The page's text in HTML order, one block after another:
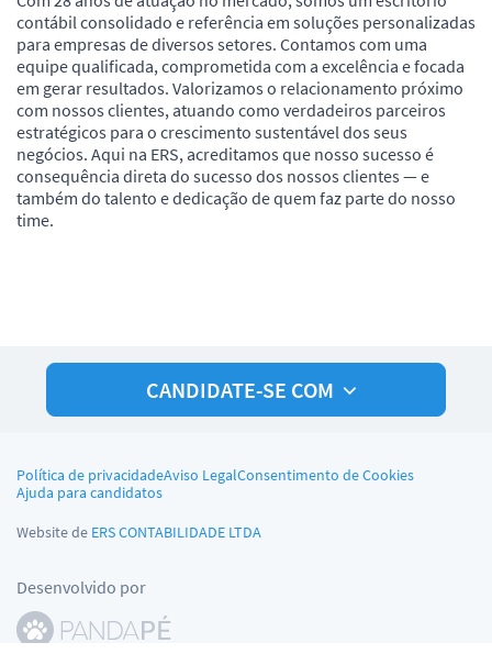
contábil consolidado e referência em soluções personalizadas
para empresas de diversos setores. Contamos com uma
equipe qualificada, comprometida com a excelência e focada
em gerar resultados. Valorizamos o relacionamento próximo
com nossos clientes, atuando como verdadeiros parceiros
estratégicos para o crescimento sustentável dos seus
negócios. Aqui na ERS, acreditamos que nosso sucesso é
consequência direta do sucesso dos nossos clientes — e
também do talento e dedicação de quem faz parte do nosso
time.
CANDIDATE-SE COM
Política de privacidadeAviso LegalConsentimento de Cookies
Ajuda para candidatos
Website de ERS CONTABILIDADE LTDA
Desenvolvido por